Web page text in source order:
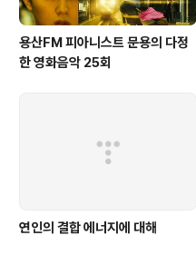
용산FM 피아니스트 문용의 다정
한 영화음악 25회
연인의 결합 에너지에 대해